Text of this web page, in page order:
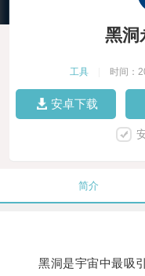
黑洞
工具 时间：
安卓下载
简介
黑洞是宇宙中最吸引